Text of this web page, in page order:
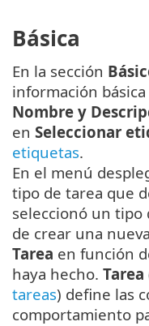
Básica
En la sección
información
Nombre y
en Seleccionar
etiquetas.
En el menú
tipo de tarea que
seleccionó un tipo
de crear una
Tarea en función
haya hecho. Tarea
tareas) define las
comportamiento